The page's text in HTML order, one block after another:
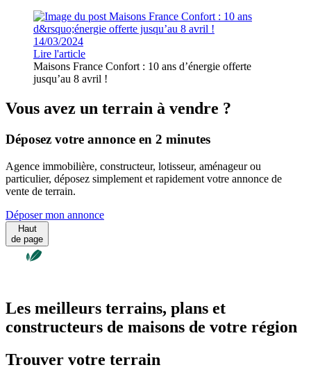
14/03/2024
Lire l'article
Maisons France Confort : 10 ans d’énergie offerte
jusqu’au 8 avril !
Vous avez un terrain à vendre ?
Déposez votre annonce en 2 minutes
Agence immobilière, constructeur, lotisseur, aménageur ou
particulier, déposez simplement et rapidement votre annonce de
vente de terrain.
Déposer mon annonce
Haut
de page
Les meilleurs terrains, plans et
constructeurs de maisons de votre région
Trouver votre terrain